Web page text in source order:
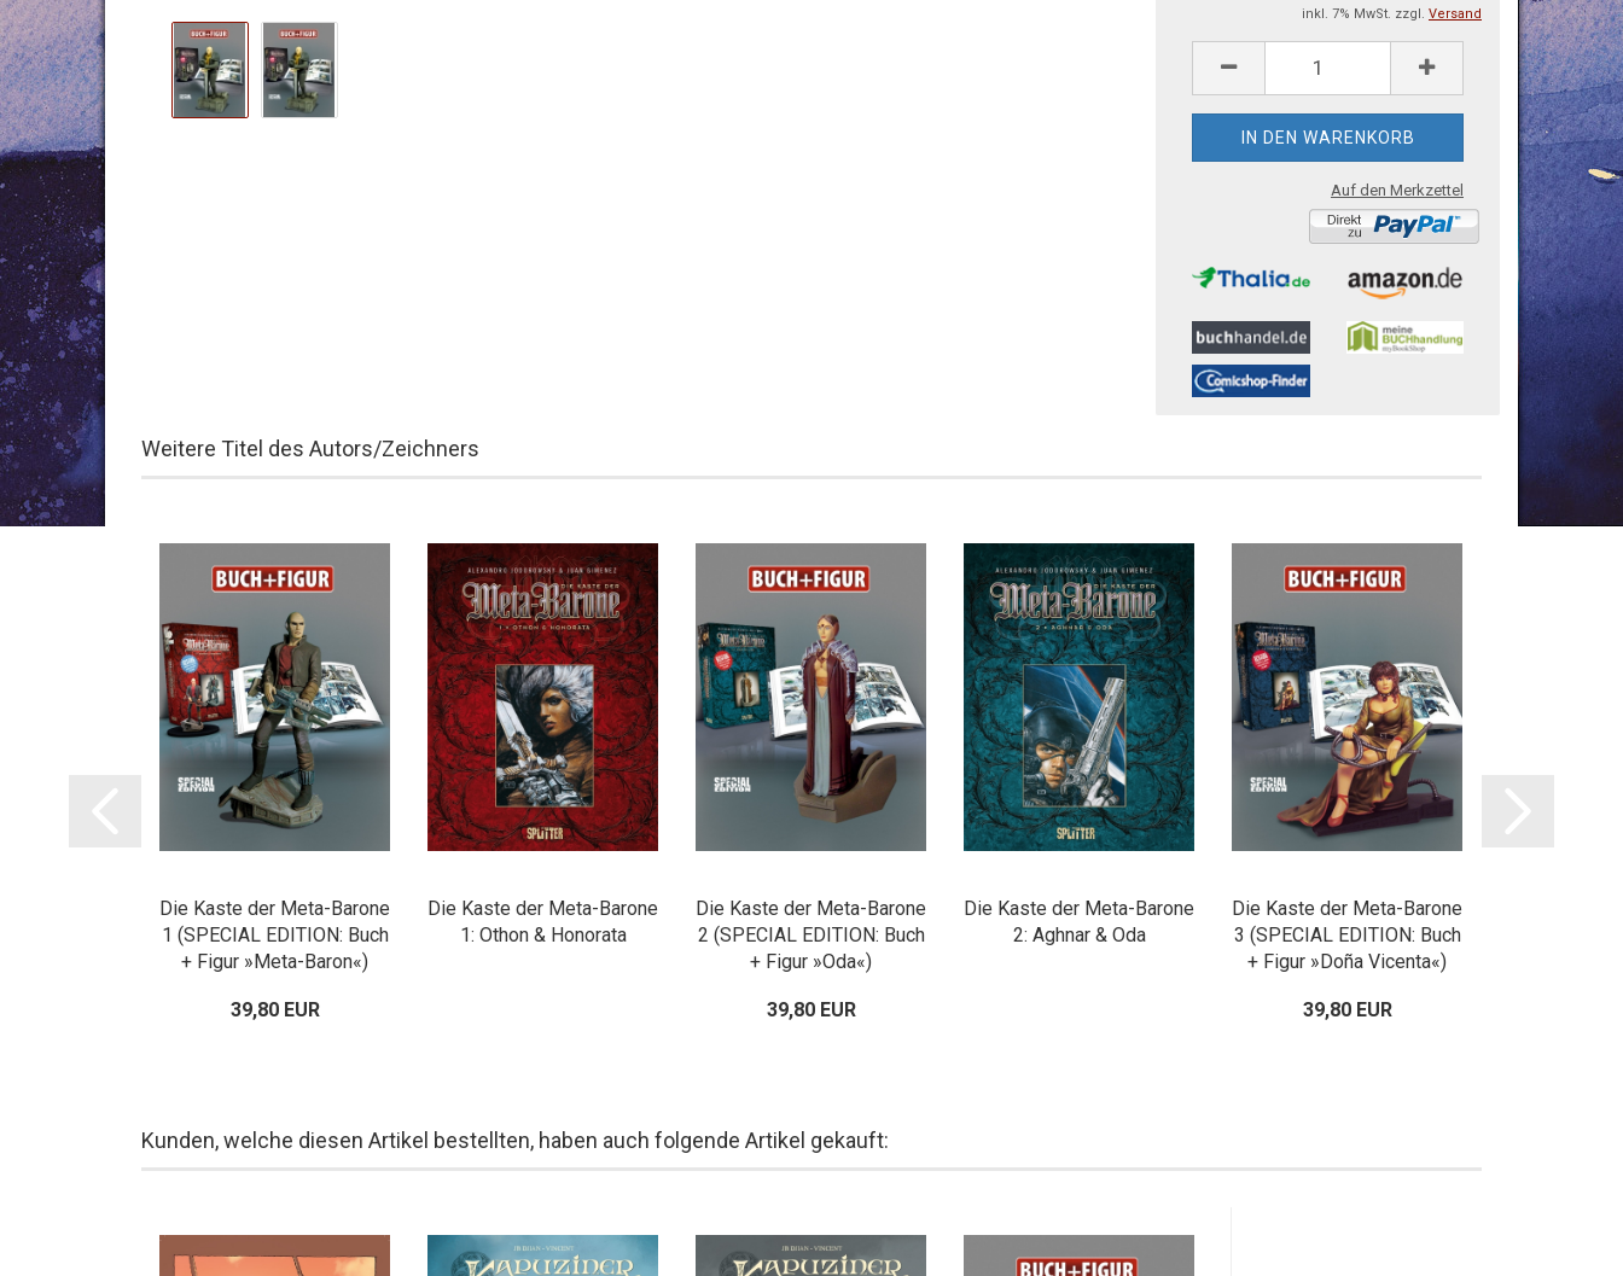
inkl. 7% MwSt. zzgl. Versand
Auf den Merkzettel
Weitere Titel des Autors/Zeichners
Die Kaste der Meta-Barone
1 (SPECIAL EDITION: Buch
+ Figur »Meta-Baron«)
39,80 EUR
Die Kaste der Meta-Barone
1: Othon & Honorata
Die Kaste der Meta-Barone
2 (SPECIAL EDITION: Buch
+ Figur »Oda«)
39,80 EUR
Die Kaste der Meta-Barone
2: Aghnar & Oda
Die Kaste der Meta-Barone
3 (SPECIAL EDITION: Buch
+ Figur »Doña Vicenta«)
39,80 EUR
Kunden, welche diesen Artikel bestellten, haben auch folgende Artikel gekauft: